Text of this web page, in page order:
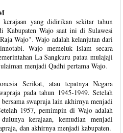
kerajaan yang didirikan sekitar tahun
Kabupaten Wajo saat ini di Sulawesi
Wajo". Wajo adalah kelanjutan dari
Wajo memeluk Islam secara
La Sangkuru patau mulajaji
menjadi Qadhi pertama Wajo.
Serikat, atau tepatnya Negara
pada tahun 1945-1949. Setelah
swapraja lain akhirnya menjadi
1957, pemimpin di Wajo adalah
kerajaan, kemudian menjadi
dan akhirnya menjadi kabupaten.